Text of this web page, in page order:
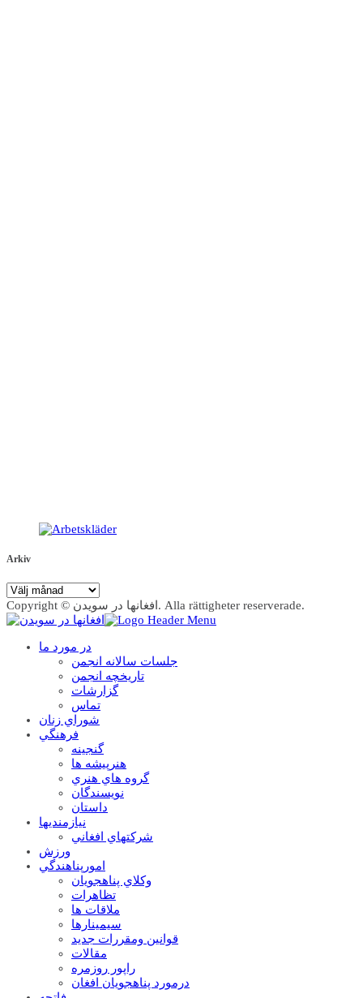
Arkiv
Arkiv
Copyright © افغانها در سویدن. Alla rättigheter reserverade.
در مورد ما
جلسات سالانه انجمن
تاریخچه انجمن
گزارشات
تماس
شوراي زنان
فرهنگي
گنجينه
هنرپيشه ها
گروه هاي هنري
نويسندگان
داستان
نيازمنديها
شرکتهاي افغاني
ورزش
امورپناهندگي
وکلاي پناهجويان
تظاهرات
ملاقات ها
سيمينارها
قوانين ومقررات جديد
مقالات
راپور روزمره
درمورد پناهجويان افغان